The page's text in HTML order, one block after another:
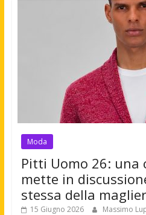
Moda
Pitti Uomo 26: una
mette in
stessa della
15 Giugno 2026 Massimo